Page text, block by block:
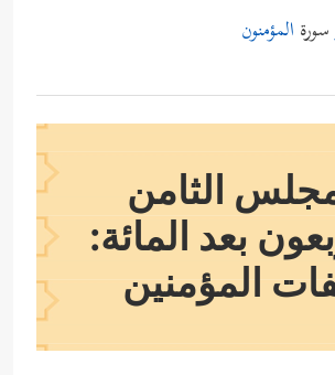
سورة المؤمنون
الثامن
بعد المائة:
المؤمنين